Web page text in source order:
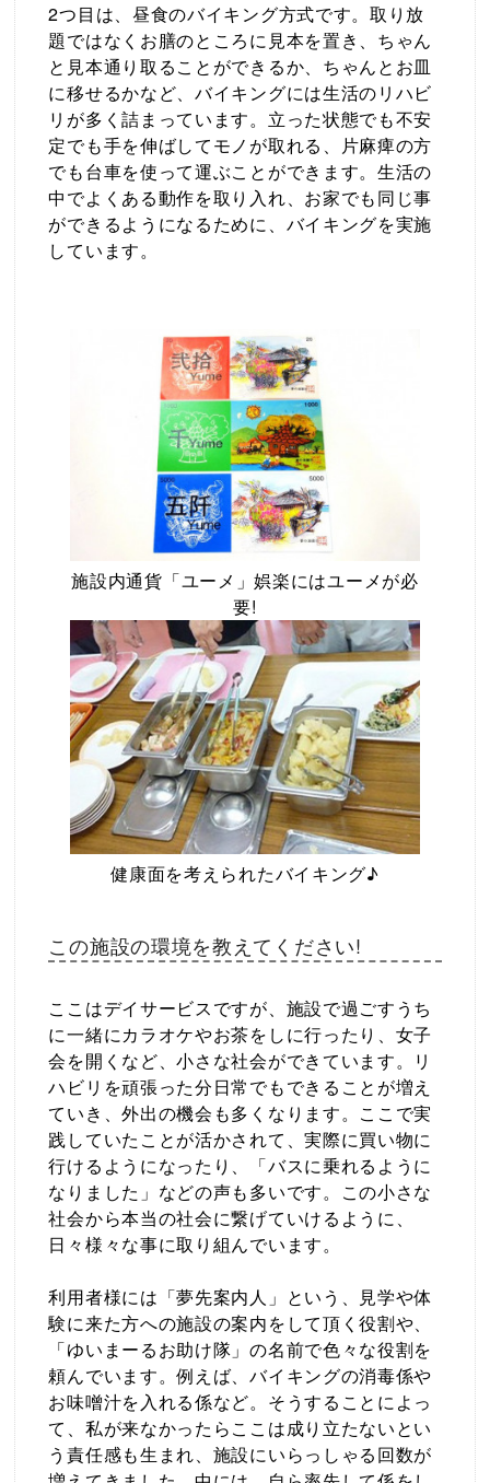
2つ目は、昼食のバイキング方式です。取り放
題ではなくお膳のところに見本を置き、ちゃん
と見本通り取ることができるか、ちゃんとお皿
に移せるかなど、バイキングには生活のリハビ
リが多く詰まっています。立った状態でも不安
定でも手を伸ばしてモノが取れる、片麻痺の方
でも台車を使って運ぶことができます。生活の
中でよくある動作を取り入れ、お家でも同じ事
ができるようになるために、バイキングを実施
しています。
施設内通貨「ユーメ」娯楽にはユーメが必
要!
健康面を考えられたバイキング♪
この施設の環境を教えてください!
ここはデイサービスですが、施設で過ごすうち
に一緒にカラオケやお茶をしに行ったり、女子
会を開くなど、小さな社会ができています。リ
ハビリを頑張った分日常でもできることが増え
ていき、外出の機会も多くなります。ここで実
践していたことが活かされて、実際に買い物に
行けるようになったり、「バスに乗れるように
なりました」などの声も多いです。この小さな
社会から本当の社会に繋げていけるように、
日々様々な事に取り組んでいます。
利用者様には「夢先案内人」という、見学や体
験に来た方への施設の案内をして頂く役割や、
「ゆいまーるお助け隊」の名前で色々な役割を
頼んでいます。例えば、バイキングの消毒係や
お味噌汁を入れる係など。そうすることによっ
て、私が来なかったらここは成り立たないとい
う責任感も生まれ、施設にいらっしゃる回数が